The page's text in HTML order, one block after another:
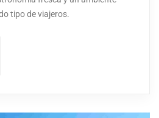
tipo de viajeros.